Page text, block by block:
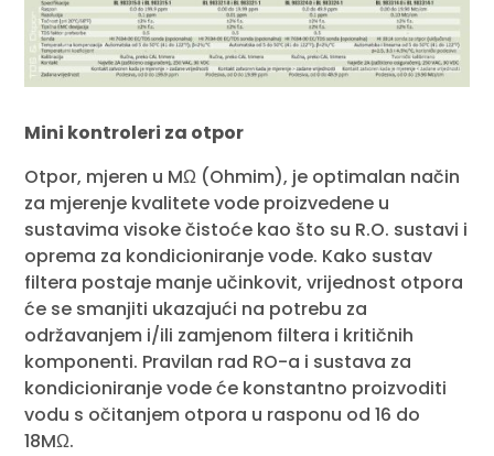
Mini kontroleri za otpor
Otpor, mjeren u MΩ (Ohmim), je optimalan način
za mjerenje kvalitete vode proizvedene u
sustavima visoke čistoće kao što su R.O. sustavi i
oprema za kondicioniranje vode. Kako sustav
filtera postaje manje učinkovit, vrijednost otpora
će se smanjiti ukazajući na potrebu za
održavanjem i/ili zamjenom filtera i kritičnih
komponenti. Pravilan rad RO-a i sustava za
kondicioniranje vode će konstantno proizvoditi
vodu s očitanjem otpora u rasponu od 16 do
18MΩ.